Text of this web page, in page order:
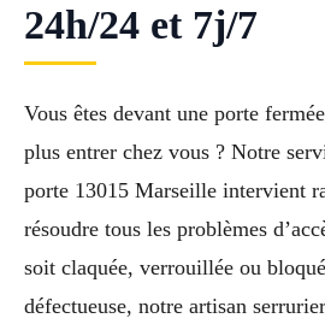
24h/24 et 7j/7
Vous êtes devant une porte
plus entrer chez vous ? Notre
porte 13015 Marseille intervient
résoudre tous les problèmes
soit claquée, verrouillée ou
défectueuse, notre artisan